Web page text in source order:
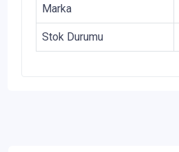
Marka
Stok Durumu